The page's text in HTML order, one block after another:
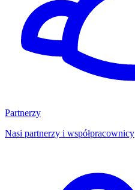
Partnerzy
Nasi partnerzy i współpracownicy